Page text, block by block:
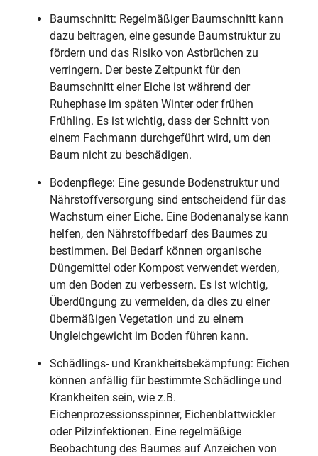
Baumschnitt: Regelmäßiger Baumschnitt kann
dazu beitragen, eine gesunde Baumstruktur zu
fördern und das Risiko von Astbrüchen zu
verringern. Der beste Zeitpunkt für den
Baumschnitt einer Eiche ist während der
Ruhephase im späten Winter oder frühen
Frühling. Es ist wichtig, dass der Schnitt von
einem Fachmann durchgeführt wird, um den
Baum nicht zu beschädigen.
Bodenpflege: Eine gesunde Bodenstruktur und
Nährstoffversorgung sind entscheidend für das
Wachstum einer Eiche. Eine Bodenanalyse kann
helfen, den Nährstoffbedarf des Baumes zu
bestimmen. Bei Bedarf können organische
Düngemittel oder Kompost verwendet werden,
um den Boden zu verbessern. Es ist wichtig,
Überdüngung zu vermeiden, da dies zu einer
übermäßigen Vegetation und zu einem
Ungleichgewicht im Boden führen kann.
Schädlings- und Krankheitsbekämpfung: Eichen
können anfällig für bestimmte Schädlinge und
Krankheiten sein, wie z.B.
Eichenprozessionsspinner, Eichenblattwickler
oder Pilzinfektionen. Eine regelmäßige
Beobachtung des Baumes auf Anzeichen von